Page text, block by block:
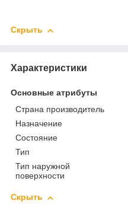
Скрыть
Характеристики
Основные атрибуты
Страна производитель
Назначение
Состояние
Тип
Тип наружной
поверхности
Скрыть